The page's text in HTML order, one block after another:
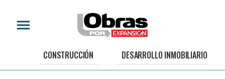
CONSTRUCCIÓN DESARROLLO INMOBILIARIO